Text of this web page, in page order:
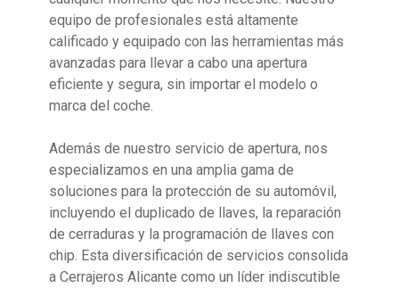
equipo de profesionales está altamente
calificado y equipado con las herramientas más
avanzadas para llevar a cabo una apertura
eficiente y segura, sin importar el modelo o
marca del coche.
Además de nuestro servicio de apertura, nos
especializamos en una amplia gama de
soluciones para la protección de su automóvil,
incluyendo el duplicado de llaves, la reparación
de cerraduras y la programación de llaves con
chip. Esta diversificación de servicios consolida
a Cerrajeros Alicante como un líder indiscutible